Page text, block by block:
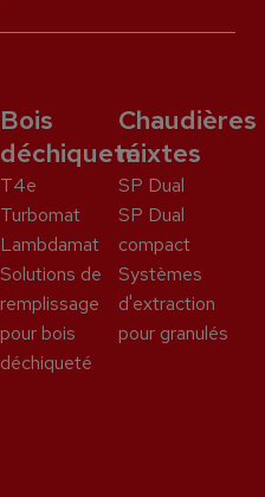
Bois
déchiqueté
T4e
Turbomat
Lambdamat
Solutions de
remplissage
pour bois
déchiqueté
Chaudières
mixtes
SP Dual
SP Dual
compact
Systèmes
d'extraction
pour granulés